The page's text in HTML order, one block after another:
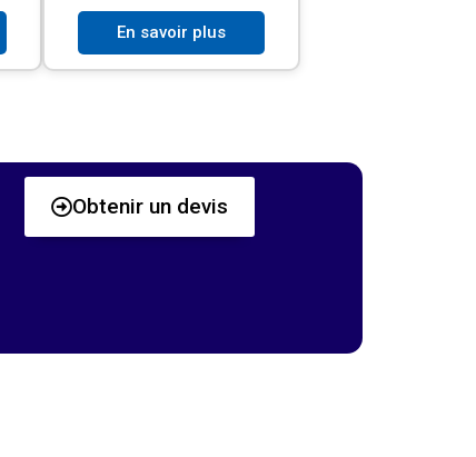
En savoir plus
Obtenir un devis